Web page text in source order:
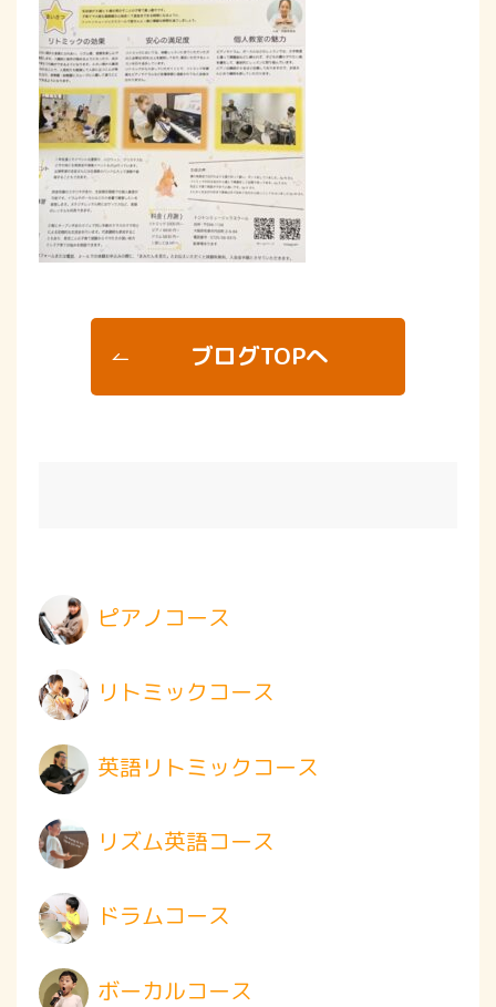
ブログTOPへ
ピアノコース
リトミックコース
英語リトミックコース
リズム英語コース
ドラムコース
ボーカルコース